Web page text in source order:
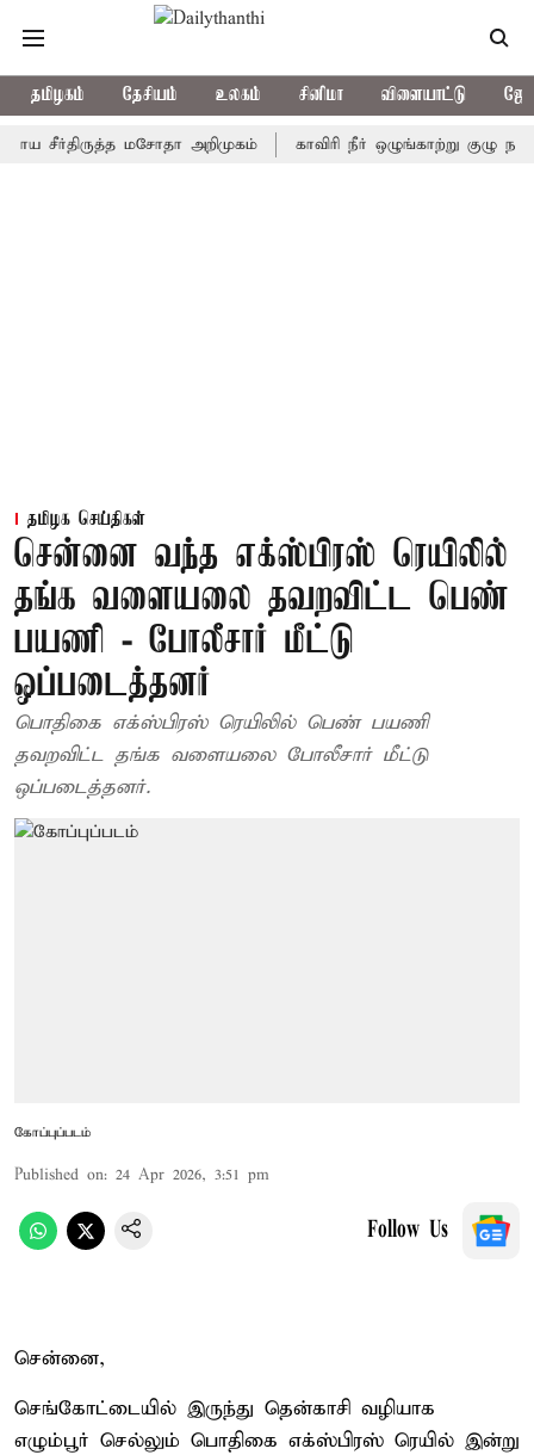
தமிழகம் தேசியம் உலகம் சினிமா விளையாட்டு
மசோதா அறிமுகம் காவிரி நீர் ஒழுங்காற்று குழு நாளை
தமிழக செய்திகள்
சென்னை வந்த எக்ஸ்பிரஸ் ரெயிலில்
தங்க வளையலை தவறவிட்ட பெண்
பயணி - போலீசார் மீட்டு
ஒப்படைத்தனர்
பொதிகை எக்ஸ்பிரஸ் ரெயிலில் பெண் பயணி
தவறவிட்ட தங்க வளையலை போலீசார் மீட்டு
ஒப்படைத்தனர்.
கோப்புப்படம்
Published on: 24 Apr 2026, 3:51 pm
Follow Us
சென்னை,
செங்கோட்டையில் இருந்து தென்காசி வழியாக
எழும்பூர் செல்லும் பொதிகை எக்ஸ்பிரஸ் ரெயில் இன்று